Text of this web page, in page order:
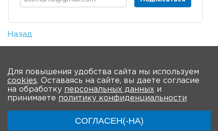
Назад
Для повышения удобства сайта мы используем
cookies. Оставаясь на сайте, вы даете согласие
на обработку персональных данных и
принимаете политику конфиденциальности
СОГЛАСЕН(-НА)
О Форуме Участники Программа